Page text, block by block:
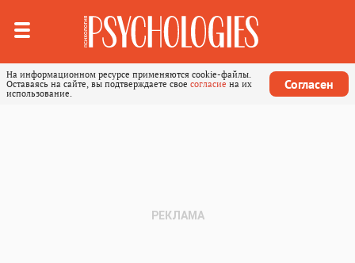
На информационном ресурсе применяются cookie-файлы.
Оставаясь на сайте, вы подтверждаете свое согласие на их
использование.
Согласен